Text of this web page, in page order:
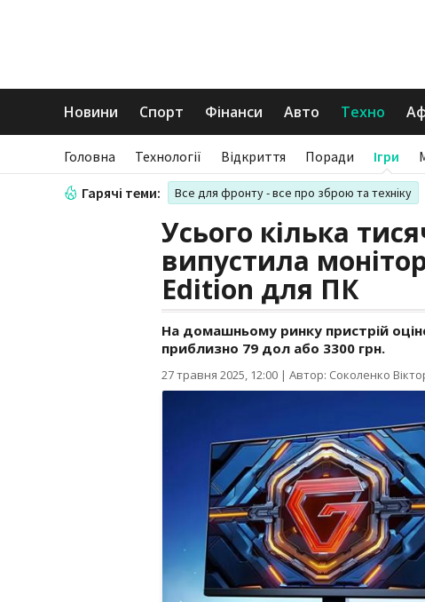
Новини Спорт Фінанси Авто Техно
Головна Технології Відкриття Поради Ігри
Гарячі теми: Все для фронту - все про зброю та техніку
Усього кілька
випустила
Edition для ПК
На домашньому ринку пристрій
приблизно 79 дол або 3300 грн.
27 травня 2025, 12:00 | Автор: Соколенко